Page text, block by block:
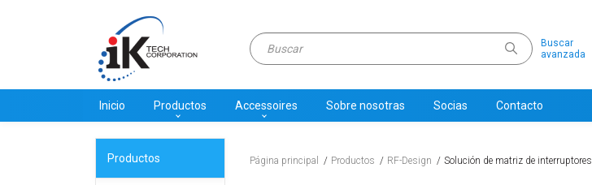
Buscar
avanzada
Inicio Productos Accessoires Sobre nosotras Socias Contacto
Productos Página principal Productos RF-Design Solución de matriz de interruptores